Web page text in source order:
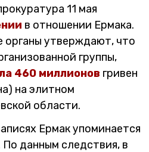
11 мая
в отношении Ермака.
органы утверждают, что
группы,
460 миллионов гривен
на элитном
области.
Ермак упоминается
данным следствия, в